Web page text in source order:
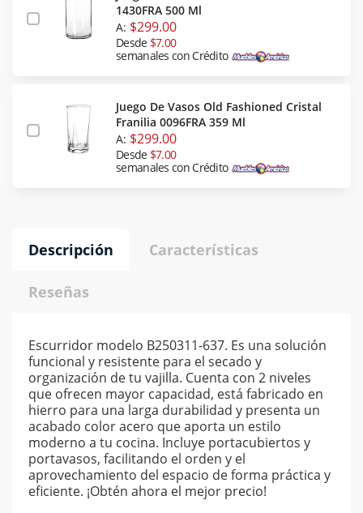
1430FRA 500 Ml
A: $299.00
Desde $7.00
semanales con Crédito
Juego De Vasos Old Fashioned Cristal
Franilia 0096FRA 359 Ml
A: $299.00
Desde $7.00
semanales con Crédito
Descripción Características
Reseñas
Escurridor modelo B250311-637. Es una solución
funcional y resistente para el secado y
organización de tu vajilla. Cuenta con 2 niveles
que ofrecen mayor capacidad, está fabricado en
hierro para una larga durabilidad y presenta un
acabado color acero que aporta un estilo
moderno a tu cocina. Incluye portacubiertos y
portavasos, facilitando el orden y el
aprovechamiento del espacio de forma práctica y
eficiente. ¡Obtén ahora el mejor precio!